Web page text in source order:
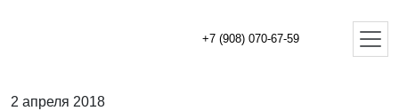
+7 (908) 070-67-59
2 апреля 2018